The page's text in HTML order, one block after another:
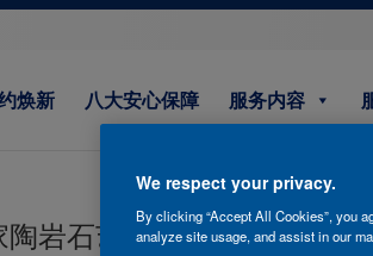
焕新 八大安心保障 服务内容
岩石艺术漆
We respect your privacy.
By clicking “Accept All Cookies”, you
analyze site usage, and assist in our